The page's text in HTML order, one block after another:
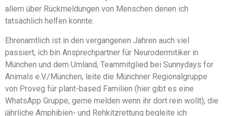
allem über Rückmeldungen von Menschen denen ich
tatsächlich helfen konnte.
Ehrenamtlich ist in den vergangenen Jahren auch viel
passiert, ich bin Ansprechpartner für Neurodermitiker in
München und dem Umland, Teammitglied bei Sunnydays for
Animals e.V./München, leite die Münchner Regionalgruppe
von Proveg für plant-based Familien (hier gibt es eine
WhatsApp Gruppe, gerne melden wenn ihr dort rein wollt), die
jährliche Amphibien- und Rehkitzrettung begleite ich